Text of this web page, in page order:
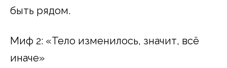
быть рядом.
Миф 2: «Тело изменилось, значит, всё
иначе»